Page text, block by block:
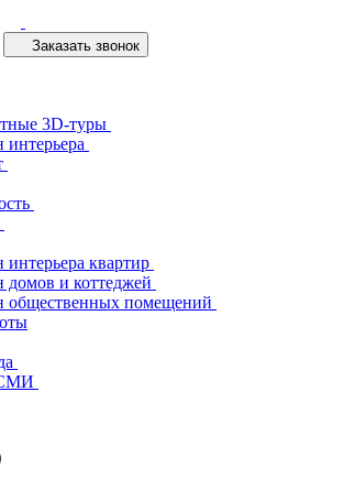
Заказать звонок
3D-туры
интерьера
интерьера квартир
домов и коттеджей
общественных помещений